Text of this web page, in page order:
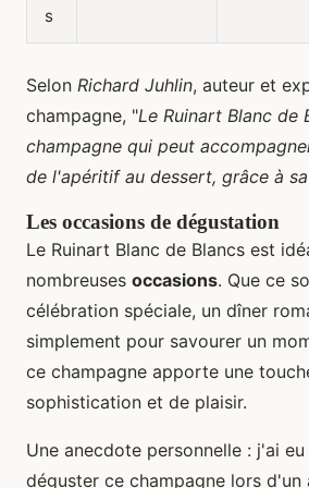
s
Selon Richard Juhlin, auteur et
champagne, "Le Ruinart Blanc de
champagne qui peut
de l'apéritif au dessert, grâce à
Les occasions de dégustation
Le Ruinart Blanc de Blancs est
nombreuses occasions. Que ce
célébration spéciale, un dîner
simplement pour savourer un
ce champagne apporte une
sophistication et de plaisir.
Une anecdote personnelle : j'ai
déguster ce champagne lors d'un